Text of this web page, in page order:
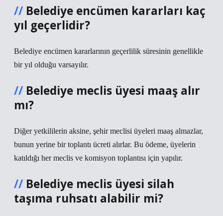
Belediye encümen kararları kaç
yıl geçerlidir?
Belediye encümen kararlarının geçerlilik süresinin genellikle
bir yıl olduğu varsayılır.
Belediye meclis üyesi maaş alır
mı?
Diğer yetkililerin aksine, şehir meclisi üyeleri maaş almazlar,
bunun yerine bir toplantı ücreti alırlar. Bu ödeme, üyelerin
katıldığı her meclis ve komisyon toplantısı için yapılır.
Belediye meclis üyesi silah
taşıma ruhsatı alabilir mi?